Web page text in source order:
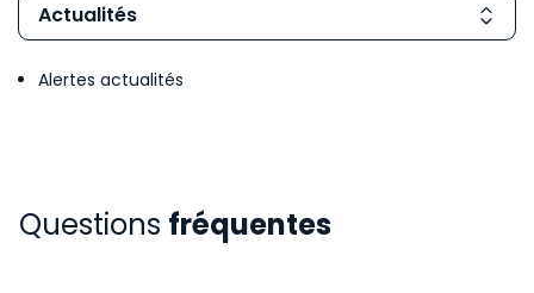
Actualités
Alertes actualités
Questions fréquentes